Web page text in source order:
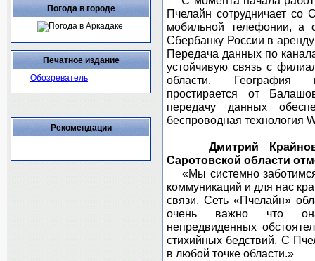
Погода в городе
Печатное издание
Обозреватель
Рекомендации
Пчелайн сотрудничает со
мобильной телефонии, а
Сбербанку России в
Передача данных по
устойчивую связь с
области. География
простирается от
передачу данных
беспроводная технология
Дмитрий
Саротовской области
«Мы системно
коммуникаций и для нас
связи. Сеть «Пчелайн»
очень важно что
непредвиденных
стихийных бедствий. С
в любой точке области.»